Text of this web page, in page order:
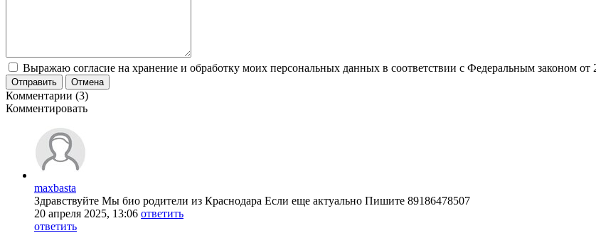
Выражаю согласие на хранение и обработку моих персональных данных в соответствии с Федеральным законом
Отправить Отмена
Комментарии (3)
Комментировать
maxbasta
Здравствуйте Мы био родители из Краснодара Если еще актуально Пишите 89186478507
20 апреля 2025, 13:06 ответить
ответить